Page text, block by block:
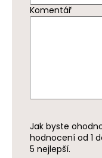
Komentář
Jak byste
hodnocení od 1
5 nejlepší.